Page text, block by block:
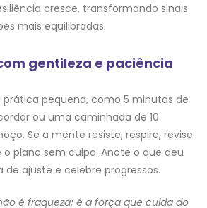
cresce, transformando sinais
mais equilibradas.
gentileza e paciência
pequena, como 5 minutos de
ou uma caminhada de 10
Se a mente resiste, respire, revise
o plano sem culpa. Anote o que deu
de ajuste e celebre progressos.
é fraqueza; é a força que cuida do